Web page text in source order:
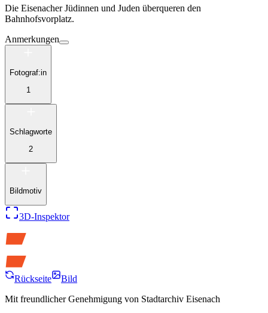
Die Eisenacher Jüdinnen und Juden überqueren den
Bahnhofsvorplatz.
Anmerkungen
Fotograf:in
1
Schlagworte
2
Bildmotiv
3D-Inspektor
Rückseite
Bild
Mit freundlicher Genehmigung von Stadtarchiv Eisenach